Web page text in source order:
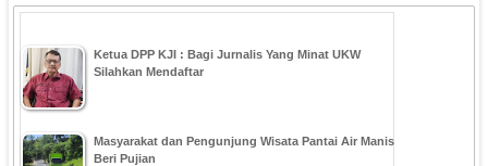
Ketua DPP KJI : Bagi Jurnalis Yang Minat UKW
Silahkan Mendaftar
Masyarakat dan Pengunjung Wisata Pantai Air Manis
Beri Pujian